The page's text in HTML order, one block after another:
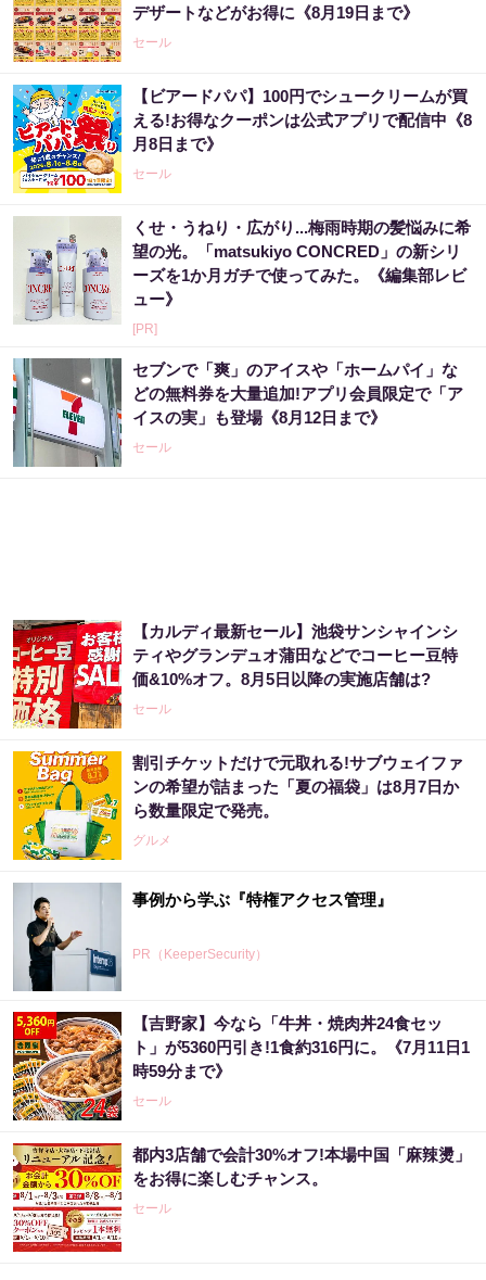
デザートなどがお得に《8月19日まで》
セール
【ビアードパパ】100円でシュークリームが買
える!お得なクーポンは公式アプリで配信中《8
月8日まで》
セール
くせ・うねり・広がり...梅雨時期の髪悩みに希
望の光。「matsukiyo CONCRED」の新シリ
ーズを1か月ガチで使ってみた。《編集部レビ
ュー》
[PR]
セブンで「爽」のアイスや「ホームパイ」な
どの無料券を大量追加!アプリ会員限定で「ア
イスの実」も登場《8月12日まで》
セール
【カルディ最新セール】池袋サンシャインシ
ティやグランデュオ蒲田などでコーヒー豆特
価&10%オフ。8月5日以降の実施店舗は?
セール
割引チケットだけで元取れる!サブウェイファ
ンの希望が詰まった「夏の福袋」は8月7日か
ら数量限定で発売。
グルメ
事例から学ぶ『特権アクセス管理』
PR（KeeperSecurity）
宝くじ当たる人だけが気づいている違い
PR（合同会社デジタルファーム ）
「宝くじ、運じゃなかった」当たる人は“同じ
こと”してる
PR（合同会社デジタルファーム ）
【吉野家】今なら「牛丼・焼肉丼24食セッ
ト」が5360円引き!1食約316円に。《7月11日1
時59分まで》
セール
都内3店舗で会計30%オフ!本場中国「麻辣燙」
をお得に楽しむチャンス。
セール